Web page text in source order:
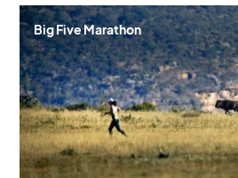
Big Five Marathon